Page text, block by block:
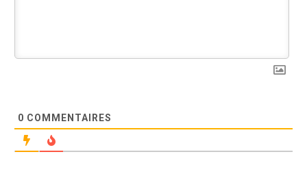
0 COMMENTAIRES